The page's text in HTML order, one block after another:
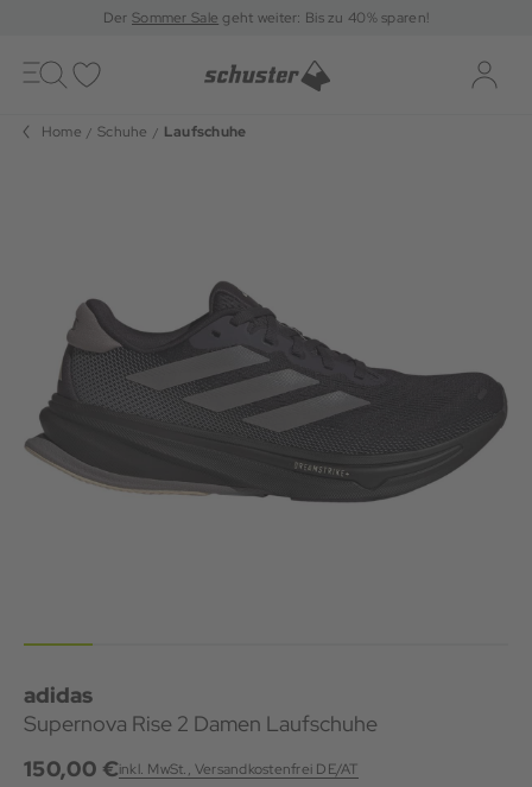
DerSommer Sale geht weiter: Bis zu 40% sparen!
Toggle
navigation
Home Schuhe Laufschuhe
adidas
Supernova Rise 2 Damen Laufschuhe
150,00 €inkl. MwSt., Versandkostenfrei DE/AT